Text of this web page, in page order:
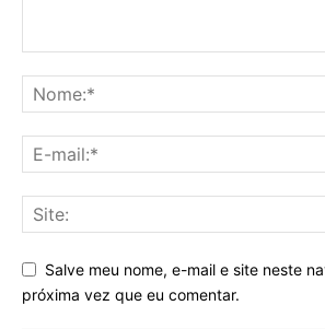
Salve meu nome, e-mail e site neste
próxima vez que eu comentar.